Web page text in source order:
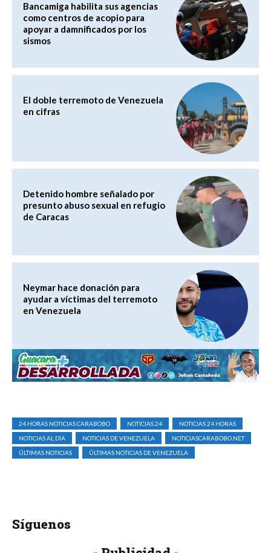
Bancamiga habilita sus agencias
como centros de acopio para
apoyar a damnificados por los
sismos
El doble terremoto de Venezuela
en cifras
Detenido hombre señalado por
presunto abuso sexual en refugio
de Caracas
Neymar hace donación para
ayudar a víctimas del terremoto
en Venezuela
24 HORAS NOTICIAS CARABOBO NOTICIAS 24
NOTICIAS 24 HORAS
NOTICIAS AL DÍA
NOTICIAS DE VENEZUELA
NOTICIASCARABOBO.NET
ÚLTIMAS NOTICIAS
ÚLTIMAS NOTICIAS DE VENEZUELA
Síguenos